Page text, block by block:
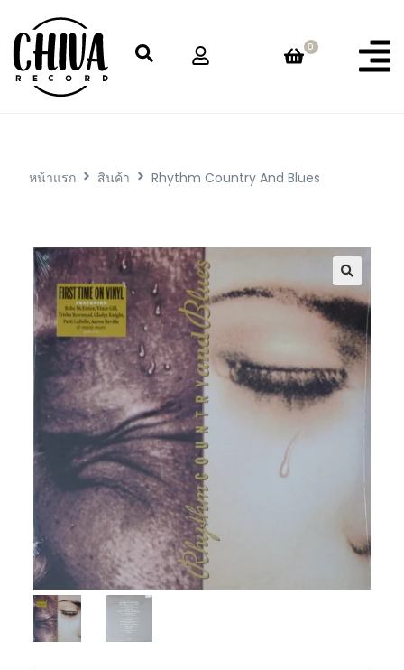
0
หน้าแรก สินค้า Rhythm Country And Blues